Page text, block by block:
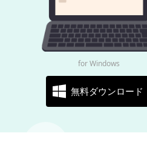
for Windows
無料ダウンロード